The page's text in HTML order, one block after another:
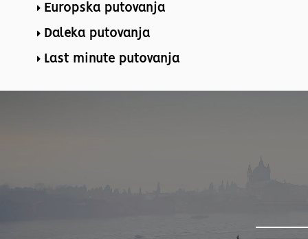
Europska putovanja
Daleka putovanja
Last minute putovanja